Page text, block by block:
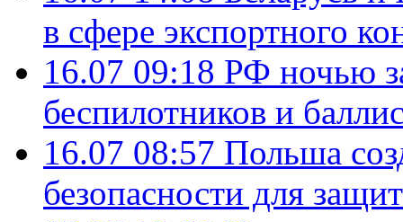
в сфере экспортного
16.07 09:18 РФ ночью
беспилотников и
16.07 08:57 Польша
безопасности для